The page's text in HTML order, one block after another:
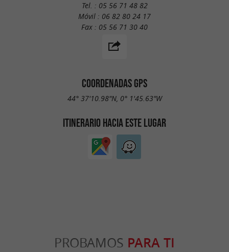
Tel. : 05 56 71 48 82
Móvil : 06 82 80 24 17
Fax : 05 56 71 30 40
COORDENADAS GPS
44° 37'10.98"N, 0° 1'45.63"W
ITINERARIO HACIA ESTE LUGAR
PROBAMOS PARA TI